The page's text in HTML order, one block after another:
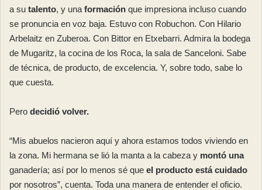
a su talento, y una formación que impresiona incluso cuando
se pronuncia en voz baja. Estuvo con Robuchon. Con Hilario
Arbelaitz en Zuberoa. Con Bittor en Etxebarri. Admira la bodega
de Mugaritz, la cocina de los Roca, la sala de Sanceloni. Sabe
de técnica, de producto, de excelencia. Y, sobre todo, sabe lo
que cuesta.
Pero decidió volver.
“Mis abuelos nacieron aquí y ahora estamos todos viviendo en
la zona. Mi hermana se lió la manta a la cabeza y montó una
ganadería; así por lo menos sé que el producto está cuidado
por nosotros”, cuenta. Toda una manera de entender el oficio.